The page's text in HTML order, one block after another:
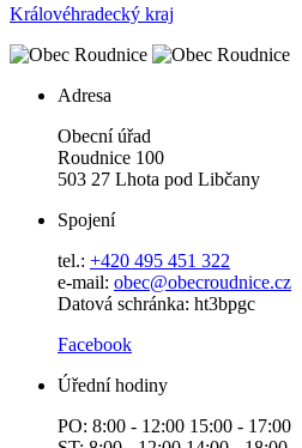
Královéhradecký kraj
Adresa
Obecní úřad
Roudnice 100
503 27 Lhota pod Libčany
Spojení
tel.: +420 495 451 322
e-mail: obec@obecroudnice.cz
Datová schránka: ht3bpgc
Facebook
Úřední hodiny
PO: 8:00 - 12:00 15:00 - 17:00